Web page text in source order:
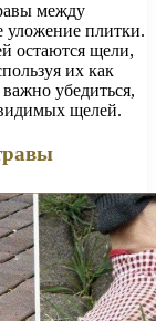
между
уложение плитки.
остаются щели,
их как
убедиться,
щелей.